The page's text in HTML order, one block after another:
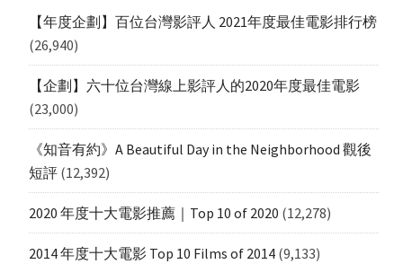
【年度企劃】百位台灣影評人 2021年度最佳電影排行榜
(26,940)
【企劃】六十位台灣線上影評人的2020年度最佳電影
(23,000)
《知音有約》A Beautiful Day in the Neighborhood 觀後
短評 (12,392)
2020 年度十大電影推薦｜Top 10 of 2020 (12,278)
2014 年度十大電影 Top 10 Films of 2014 (9,133)